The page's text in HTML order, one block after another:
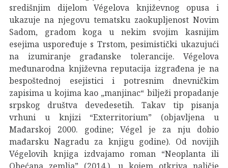
središnjim dijelom Végelova književnog opusa i
ukazuje na njegovu tematsku zaokupljenost Novim
Sadom, gradom koga u nekim svojim kasnijim
esejima uspoređuje s Trstom, pesimistički ukazujući
na izumiranje građanske tolerancije. Végelova
međunarodna književna reputacija izgrađena je na
bespoštednoj esejistici i potresnim dnevničkim
zapisima u kojima kao „manjinac“ bilježi propadanje
srpskog društva devedesetih. Takav tip pisanja
vrhuni u knjizi “Exterritorium” (objavljena u
Mađarskoj 2000. godine; Végel je za nju dobio
mađarsku Nagradu za knjigu godine). Od novijih
Végelovih knjiga izdvajamo roman “Neoplanta ili
Obećana zemlja” (2014.), u kojem otkriva naličje